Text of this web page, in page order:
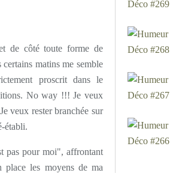
de côté toute forme de
matins me semble
proscrit dans le
No way !!! Je veux
veux rester branchée sur
établi.
pas pour moi", affrontant
place les moyens de ma